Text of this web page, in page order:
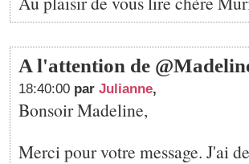
A l'attention de
18:40:00 par Julianne,
Bonsoir Madeline,
Merci pour votre message. J'ai